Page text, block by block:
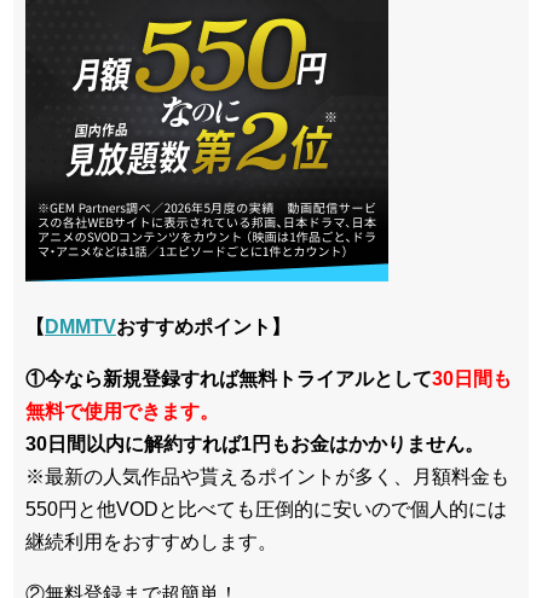
【 DMMTVおすすめポイント】
①今なら新規登録すれば無料トライアルとして30日間も
無料で使用できます。
30日間以内に解約すれば1円もお金はかかりません。
※最新の人気作品や貰えるポイントが多く、月額料金も
550円と他VODと比べても圧倒的に安いので個人的には
継続利用をおすすめします。